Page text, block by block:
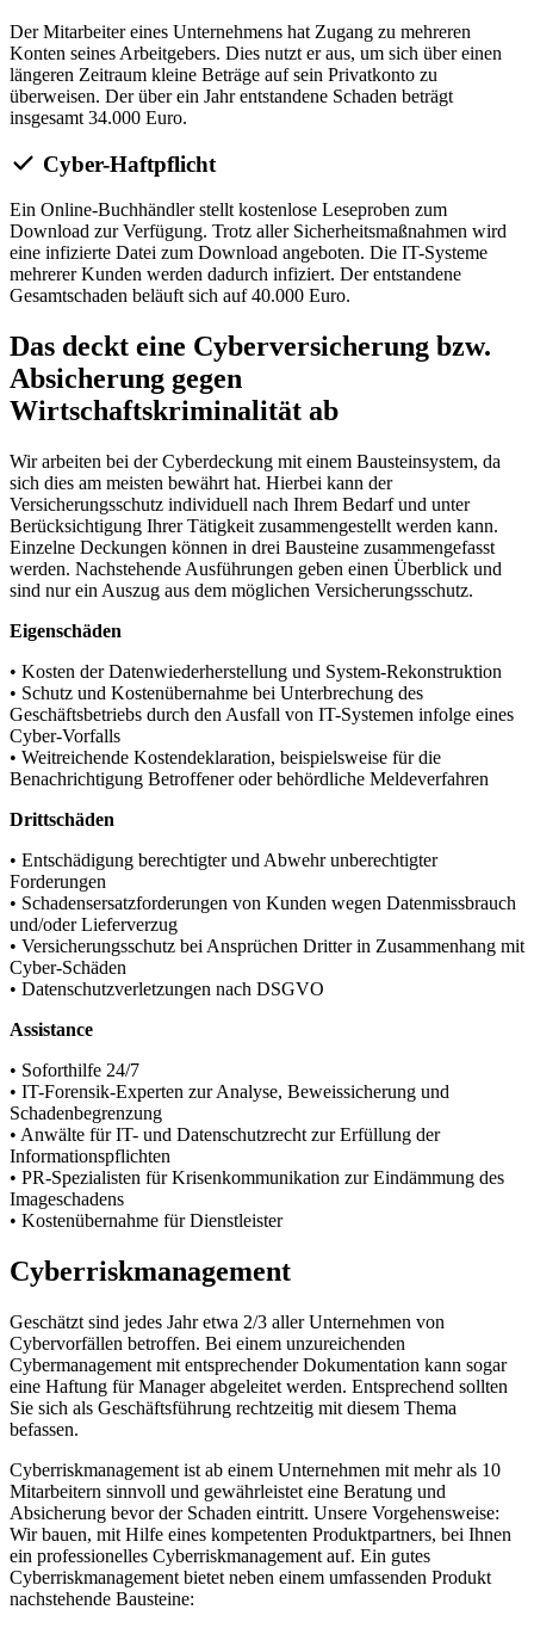
Der Mitarbeiter eines Unternehmens hat Zugang zu mehreren
Konten seines Arbeitgebers. Dies nutzt er aus, um sich über einen
längeren Zeitraum kleine Beträge auf sein Privatkonto zu
überweisen. Der über ein Jahr entstandene Schaden beträgt
insgesamt 34.000 Euro.
Cyber-Haftpflicht
Ein Online-Buchhändler stellt kostenlose Leseproben zum
Download zur Verfügung. Trotz aller Sicherheitsmaßnahmen wird
eine infizierte Datei zum Download angeboten. Die IT-Systeme
mehrerer Kunden werden dadurch infiziert. Der entstandene
Gesamtschaden beläuft sich auf 40.000 Euro.
Das deckt eine Cyberversicherung bzw.
Absicherung gegen
Wirtschaftskriminalität ab
Wir arbeiten bei der Cyberdeckung mit einem Bausteinsystem, da
sich dies am meisten bewährt hat. Hierbei kann der
Versicherungsschutz individuell nach Ihrem Bedarf und unter
Berücksichtigung Ihrer Tätigkeit zusammengestellt werden kann.
Einzelne Deckungen können in drei Bausteine zusammengefasst
werden. Nachstehende Ausführungen geben einen Überblick und
sind nur ein Auszug aus dem möglichen Versicherungsschutz.
Eigenschäden
• Kosten der Datenwiederherstellung und System-Rekonstruktion
• Schutz und Kostenübernahme bei Unterbrechung des
Geschäftsbetriebs durch den Ausfall von IT-Systemen infolge eines
Cyber-Vorfalls
• Weitreichende Kostendeklaration, beispielsweise für die
Benachrichtigung Betroffener oder behördliche Meldeverfahren
Drittschäden
• Entschädigung berechtigter und Abwehr unberechtigter
Forderungen
• Schadensersatzforderungen von Kunden wegen Datenmissbrauch
und/oder Lieferverzug
• Versicherungsschutz bei Ansprüchen Dritter in Zusammenhang mit
Cyber-Schäden
• Datenschutzverletzungen nach DSGVO
Assistance
• Soforthilfe 24/7
• IT-Forensik-Experten zur Analyse, Beweissicherung und
Schadenbegrenzung
• Anwälte für IT- und Datenschutzrecht zur Erfüllung der
Informationspflichten
• PR-Spezialisten für Krisenkommunikation zur Eindämmung des
Imageschadens
• Kostenübernahme für Dienstleister
Cyberriskmanagement
Geschätzt sind jedes Jahr etwa 2/3 aller Unternehmen von
Cybervorfällen betroffen. Bei einem unzureichenden
Cybermanagement mit entsprechender Dokumentation kann sogar
eine Haftung für Manager abgeleitet werden. Entsprechend sollten
Sie sich als Geschäftsführung rechtzeitig mit diesem Thema
befassen.
Cyberriskmanagement ist ab einem Unternehmen mit mehr als 10
Mitarbeitern sinnvoll und gewährleistet eine Beratung und
Absicherung bevor der Schaden eintritt. Unsere Vorgehensweise:
Wir bauen, mit Hilfe eines kompetenten Produktpartners, bei Ihnen
ein professionelles Cyberriskmanagement auf. Ein gutes
Cyberriskmanagement bietet neben einem umfassenden Produkt
nachstehende Bausteine: